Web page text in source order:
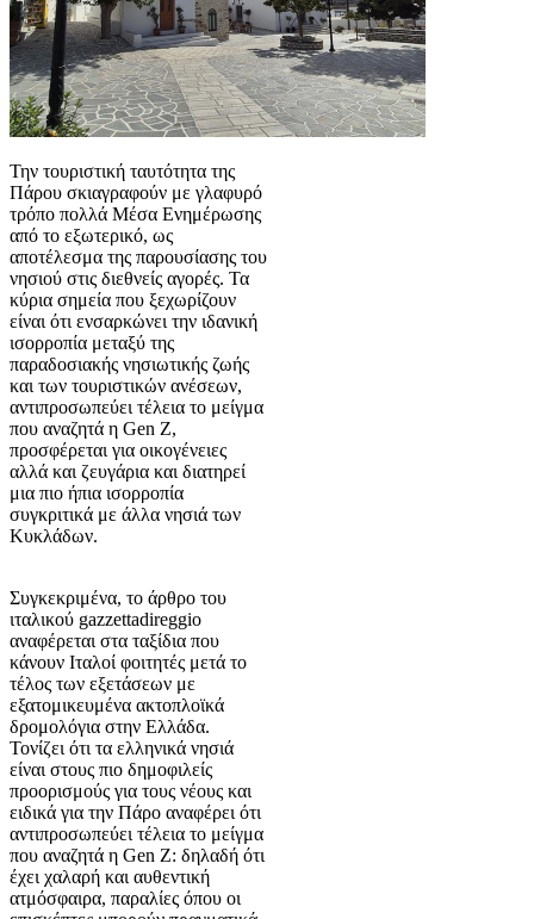
Την τουριστική ταυτότητα της
Πάρου σκιαγραφούν με γλαφυρό
τρόπο πολλά Μέσα Ενημέρωσης
από το εξωτερικό, ως
αποτέλεσμα της παρουσίασης του
νησιού στις διεθνείς αγορές. Τα
κύρια σημεία που ξεχωρίζουν
είναι ότι ενσαρκώνει την ιδανική
ισορροπία μεταξύ της
παραδοσιακής νησιωτικής ζωής
και των τουριστικών ανέσεων,
αντιπροσωπεύει τέλεια το μείγμα
που αναζητά η Gen Z,
προσφέρεται για οικογένειες
αλλά και ζευγάρια και διατηρεί
μια πιο ήπια ισορροπία
συγκριτικά με άλλα νησιά των
Κυκλάδων.
Συγκεκριμένα, το άρθρο του
ιταλικού gazzettadireggio
αναφέρεται στα ταξίδια που
κάνουν Ιταλοί φοιτητές μετά το
τέλος των εξετάσεων με
εξατομικευμένα ακτοπλοϊκά
δρομολόγια στην Ελλάδα.
Τονίζει ότι τα ελληνικά νησιά
είναι στους πιο δημοφιλείς
προορισμούς για τους νέους και
ειδικά για την Πάρο αναφέρει ότι
αντιπροσωπεύει τέλεια το μείγμα
που αναζητά η Gen Z: δηλαδή ότι
έχει χαλαρή και αυθεντική
ατμόσφαιρα, παραλίες όπου οι